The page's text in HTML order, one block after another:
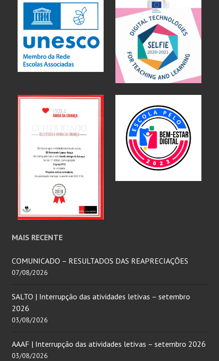
MAIS RECENTE
COMUNICADO – RESULTADOS DAS REAPRECIAÇÕES
07/08/2026
SALTO | Interrupção das atividades letivas – setembro
2026
03/08/2026
AAAF | Interrupção das atividades letivas – setembro 2026
03/08/2026